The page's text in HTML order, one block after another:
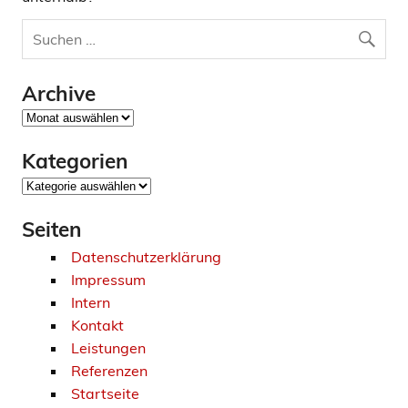
Archive
Archive
Kategorien
Kategorien
Seiten
Datenschutzerklärung
Impressum
Intern
Kontakt
Leistungen
Referenzen
Startseite